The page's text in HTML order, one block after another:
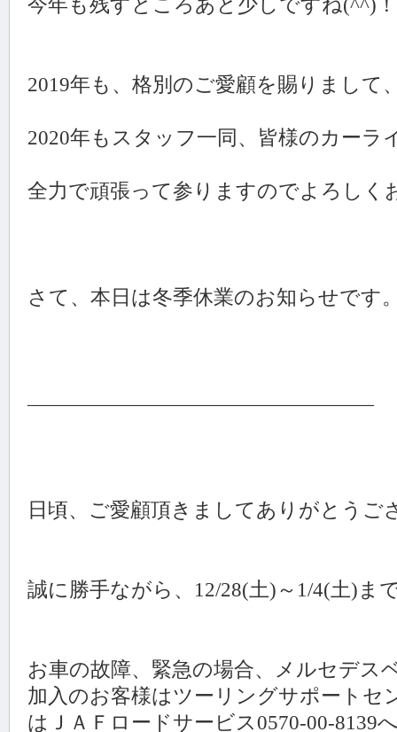
2019年も、格別のご愛顧を賜りまして
2020年もスタッフ一同、皆様のカーラ
全力で頑張って参りますのでよろしく
さて、本日は冬季休業のお知らせです
―――――――――――――――――
日頃、ご愛顧頂きましてありがとうご
誠に勝手ながら、12/28(土)～1/4(土)ま
お車の故障、緊急の場合、メルセデス
加入のお客様はツーリングサポートセ
はＪＡＦロードサービス0570-00-8139